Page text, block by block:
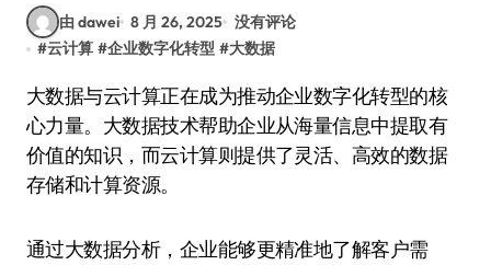
由 dawei 8 月 26, 2025 没有评论
#云计算 #企业数字化转型 #大数据
大数据与云计算正在成为推动企业数字化转型的核
心力量。大数据技术帮助企业从海量信息中提取有
价值的知识，而云计算则提供了灵活、高效的数据
存储和计算资源。
通过大数据分析，企业能够更精准地了解客户需